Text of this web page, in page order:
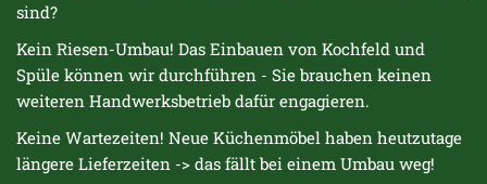
sind?
Kein Riesen-Umbau! Das Einbauen von Kochfeld und
Spüle können wir durchführen - Sie brauchen keinen
weiteren Handwerksbetrieb dafür engagieren.
Keine Wartezeiten! Neue Küchenmöbel haben heutzutage
längere Lieferzeiten -> das fällt bei einem Umbau weg!